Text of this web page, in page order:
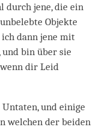
durch jene, die ein
Objekte
dann jene mit
und bin über sie
dir Leid
und einige
welchen der beiden